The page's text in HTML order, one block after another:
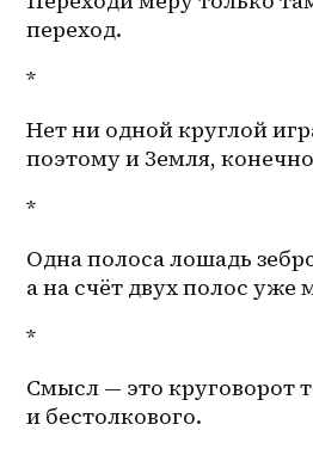
переход.
*
Нет ни одной круглой
поэтому и Земля,
*
Одна полоса лошадь
а на счёт двух полос
*
Смысл — это круговорот
и бестолкового.